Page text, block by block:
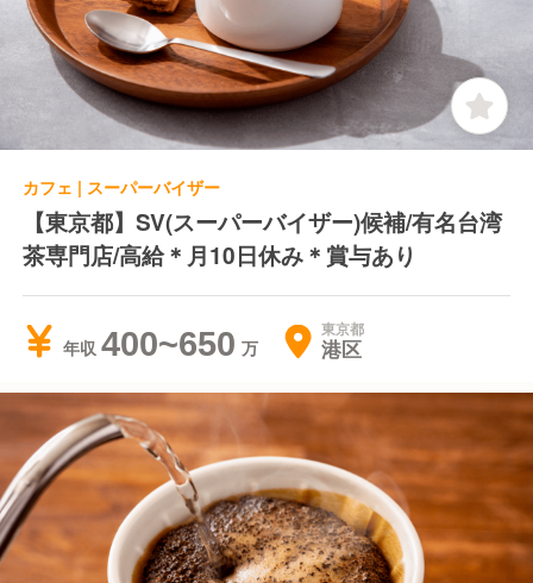
カフェ | スーパーバイザー
【東京都】SV(スーパーバイザー)候補/有名台湾
茶専門店/高給＊月10日休み＊賞与あり
年収 400~650 東京都
港区